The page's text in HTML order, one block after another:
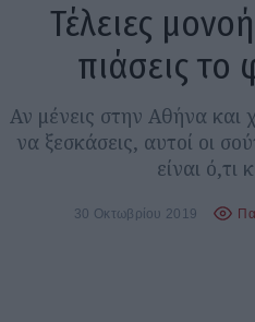
Τέλειες
πιάσεις
Αν μένεις στην Αθήνα και
να ξεσκάσεις, αυτοί οι
είναι ό,τι
30 Οκτωβρίου 2019